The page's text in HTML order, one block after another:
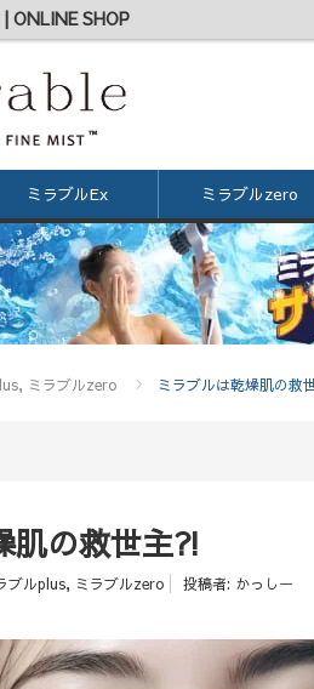
ONLINE SHOP
ミラブルEx ミラブルzero
, ミラブルzero ミラブルは乾燥肌の救
肌の救世主⁈
ブルplus, ミラブルzero 投稿者: かっしー